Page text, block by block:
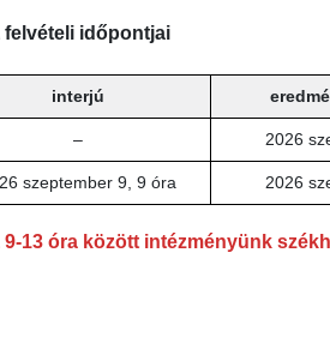
felvételi időpontjai
interjú
– 2026
szeptember 9, 9 óra 2026
13 óra között intézményünk